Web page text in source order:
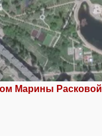
Марины Расковой